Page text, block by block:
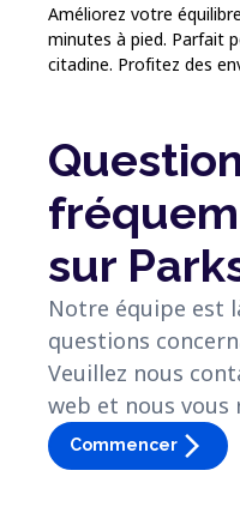
Améliorez votre
minutes à pied. Parfait
citadine. Profitez des
sur
Notre équipe est
questions
Veuillez nous
web et nous vous
Commencer arrow_forward_ios